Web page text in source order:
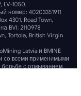
LV-1050,
номер: 40203351911
4301, Road Town,
BVI: 2110978
Tortola, British Virgin
Latvia и BMINE
со всеми применимыми
с отмыванием
Мы
строгое